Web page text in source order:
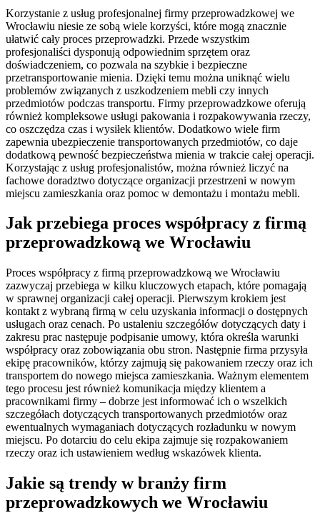
Korzystanie z usług profesjonalnej firmy przeprowadzkowej we
Wrocławiu niesie ze sobą wiele korzyści, które mogą znacznie
ułatwić cały proces przeprowadzki. Przede wszystkim
profesjonaliści dysponują odpowiednim sprzętem oraz
doświadczeniem, co pozwala na szybkie i bezpieczne
przetransportowanie mienia. Dzięki temu można uniknąć wielu
problemów związanych z uszkodzeniem mebli czy innych
przedmiotów podczas transportu. Firmy przeprowadzkowe oferują
również kompleksowe usługi pakowania i rozpakowywania rzeczy,
co oszczędza czas i wysiłek klientów. Dodatkowo wiele firm
zapewnia ubezpieczenie transportowanych przedmiotów, co daje
dodatkową pewność bezpieczeństwa mienia w trakcie całej operacji.
Korzystając z usług profesjonalistów, można również liczyć na
fachowe doradztwo dotyczące organizacji przestrzeni w nowym
miejscu zamieszkania oraz pomoc w demontażu i montażu mebli.
Jak przebiega proces współpracy z firmą
przeprowadzkową we Wrocławiu
Proces współpracy z firmą przeprowadzkową we Wrocławiu
zazwyczaj przebiega w kilku kluczowych etapach, które pomagają
w sprawnej organizacji całej operacji. Pierwszym krokiem jest
kontakt z wybraną firmą w celu uzyskania informacji o dostępnych
usługach oraz cenach. Po ustaleniu szczegółów dotyczących daty i
zakresu prac następuje podpisanie umowy, która określa warunki
współpracy oraz zobowiązania obu stron. Następnie firma przysyła
ekipę pracowników, którzy zajmują się pakowaniem rzeczy oraz ich
transportem do nowego miejsca zamieszkania. Ważnym elementem
tego procesu jest również komunikacja między klientem a
pracownikami firmy – dobrze jest informować ich o wszelkich
szczegółach dotyczących transportowanych przedmiotów oraz
ewentualnych wymaganiach dotyczących rozładunku w nowym
miejscu. Po dotarciu do celu ekipa zajmuje się rozpakowaniem
rzeczy oraz ich ustawieniem według wskazówek klienta.
Jakie są trendy w branży firm
przeprowadzkowych we Wrocławiu